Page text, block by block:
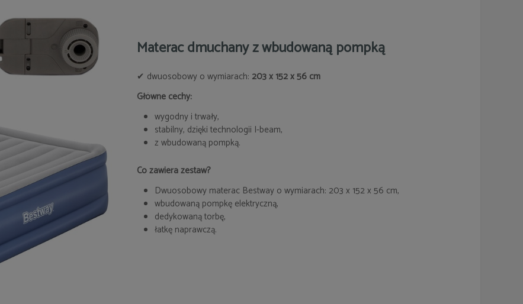
Materac dmuchany z wbudowaną pompką
✔ dwuosobowy o wymiarach: 203 x 152 x 56 cm
Główne cechy:
wygodny i trwały,
stabilny, dzięki technologii I-beam,
z wbudowaną pompką.
Co zawiera zestaw?
Dwuosobowy materac Bestway o wymiarach: 203 x 152 x 56 cm,
wbudowaną pompkę elektryczną,
dedykowaną torbę,
łatkę naprawczą.